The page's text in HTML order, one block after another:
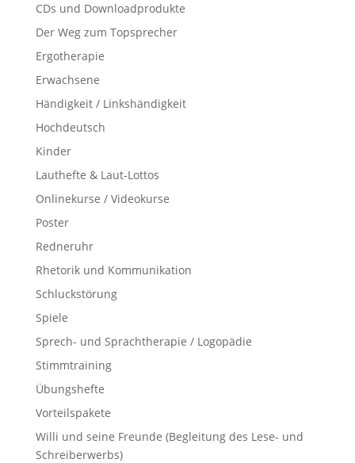
CDs und Downloadprodukte
Der Weg zum Topsprecher
Ergotherapie
Erwachsene
Händigkeit / Linkshändigkeit
Hochdeutsch
Kinder
Lauthefte & Laut-Lottos
Onlinekurse / Videokurse
Poster
Redneruhr
Rhetorik und Kommunikation
Schluckstörung
Spiele
Sprech- und Sprachtherapie / Logopädie
Stimmtraining
Übungshefte
Vorteilspakete
Willi und seine Freunde (Begleitung des Lese- und
Schreiberwerbs)